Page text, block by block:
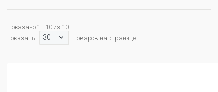
Показано 1 - 10 из 10
показать:
30 товаров на странице